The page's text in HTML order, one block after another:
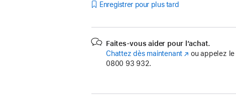
Enregistrer pour plus tard
Faites-vous aider pour l’achat.
Chattez dès maintenant (s’ouvre
fenêtre)
ou appelez le
0800 93 932.